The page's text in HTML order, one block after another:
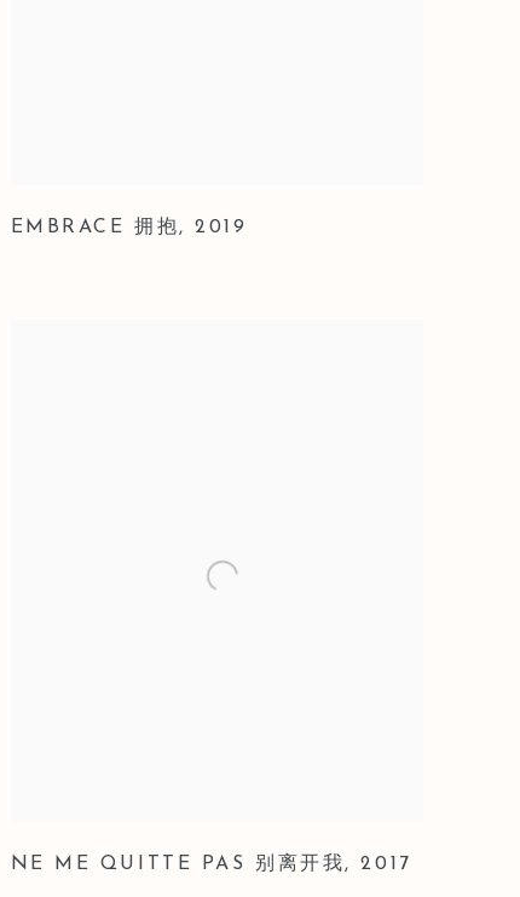
EMBRACE 拥抱,2019
NE ME QUITTE PAS 别离开我,2017